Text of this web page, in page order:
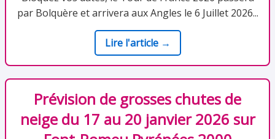
par Bolquère et arrivera aux Angles le 6 Juillet 2026...
Lire l'article →
Prévision de grosses chutes de
neige du 17 au 20 janvier 2026 sur